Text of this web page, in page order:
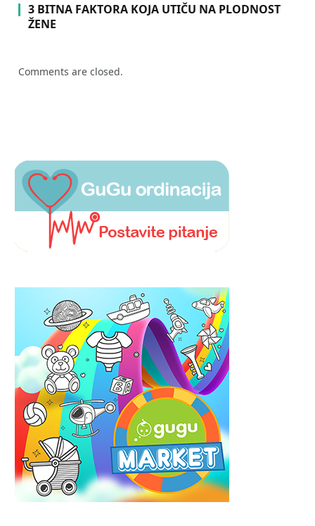
3 BITNA FAKTORA KOJA UTIČU NA PLODNOST
ŽENE
Comments are closed.